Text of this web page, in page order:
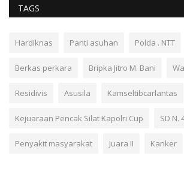
TAGS
Hardiknas Panti asuhan Polda . NTT
Berkas perkara Bripka Jitro M. Bani
Residivis Asusila Kamseltibcarlantas
Kejuaraan Pencak Silat Kapolri Cup SD N.
Penyakit masyarakat Juara II Kanker